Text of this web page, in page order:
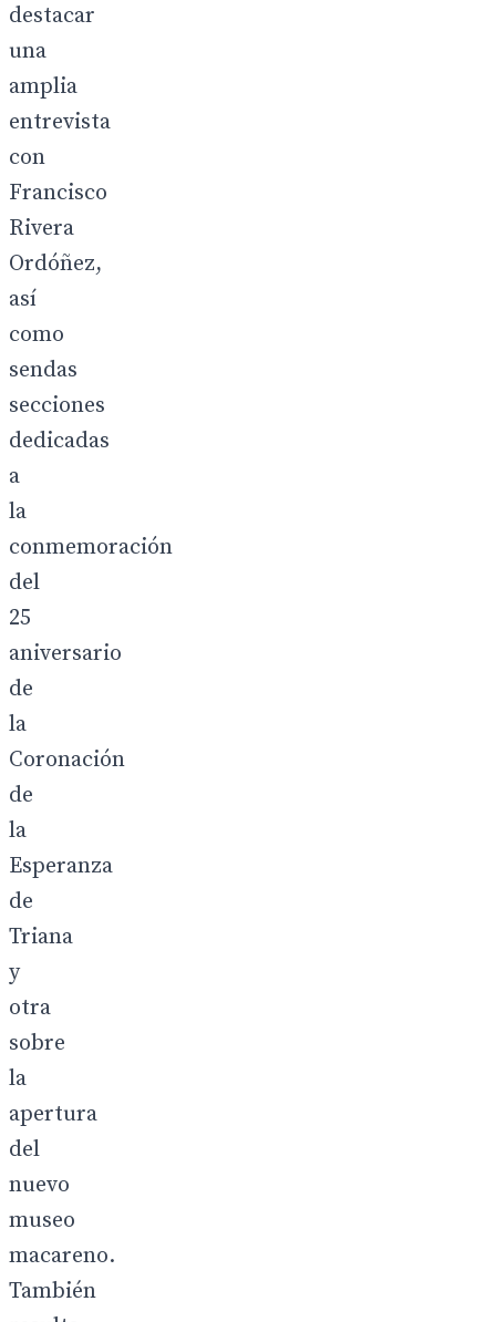
destacar
una
amplia
entrevista
con
Francisco
Rivera
Ordóñez,
así
como
sendas
secciones
dedicadas
a
la
conmemoración
del
25
aniversario
de
la
Coronación
de
la
Esperanza
de
Triana
y
otra
sobre
la
apertura
del
nuevo
museo
macareno.
También